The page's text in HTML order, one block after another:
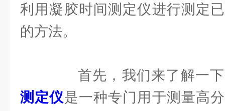
利用凝胶时间测定仪进行测定
的方法。
首先，我们来了解一下
测定仪是一种专门用于测量高